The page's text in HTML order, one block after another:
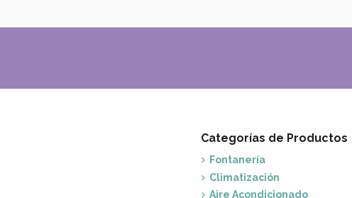
Categorías de Productos
Fontanería
Climatización
Aire Acondicionado